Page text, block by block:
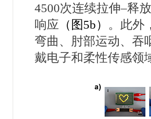
4500次连续拉伸–释
响应 （图5b） 。此外
弯曲、肘部运动、吞
戴电子和柔性传感领